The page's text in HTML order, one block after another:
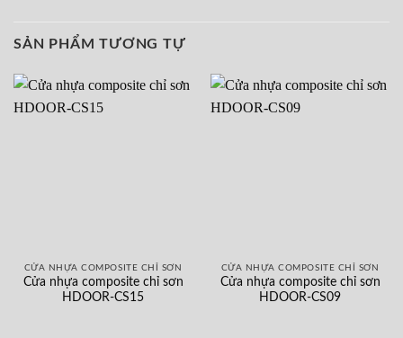
SẢN PHẨM TƯƠNG TỰ
CỬA NHỰA COMPOSITE CHỈ SƠN
Cửa nhựa composite chỉ sơn
HDOOR-CS15
CỬA NHỰA COMPOSITE CHỈ SƠN
Cửa nhựa composite chỉ sơn
HDOOR-CS09